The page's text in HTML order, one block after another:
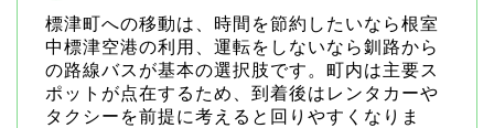
標津町への移動は、時間を節約したいなら根室
中標津空港の利用、運転をしないなら釧路から
の路線バスが基本の選択肢です。町内は主要ス
ポットが点在するため、到着後はレンタカーや
タクシーを前提に考えると回りやすくなりま